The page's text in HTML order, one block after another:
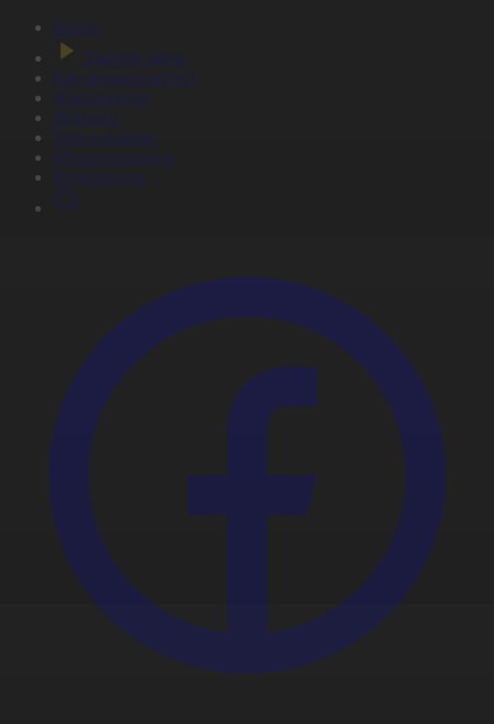
Басты
Тікелей эфир
Бағдарлама кестесі
Жаңалықтар
Жобалар
Телехикаялар
Мультсериалдар
Видеоархив